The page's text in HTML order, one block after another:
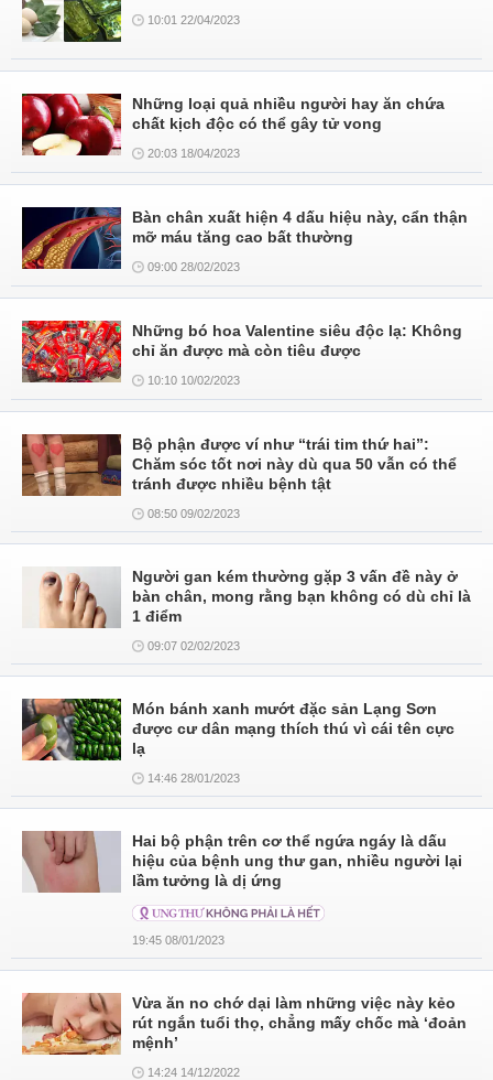
10:01 22/04/2023
Những loại quả nhiều người hay ăn chứa
chất kịch độc có thể gây tử vong
20:03 18/04/2023
Bàn chân xuất hiện 4 dấu hiệu này, cẩn thận
mỡ máu tăng cao bất thường
09:00 28/02/2023
Những bó hoa Valentine siêu độc lạ: Không
chỉ ăn được mà còn tiêu được
10:10 10/02/2023
Bộ phận được ví như “trái tim thứ hai”:
Chăm sóc tốt nơi này dù qua 50 vẫn có thể
tránh được nhiều bệnh tật
08:50 09/02/2023
Người gan kém thường gặp 3 vấn đề này ở
bàn chân, mong rằng bạn không có dù chỉ là
1 điểm
09:07 02/02/2023
Món bánh xanh mướt đặc sản Lạng Sơn
được cư dân mạng thích thú vì cái tên cực
lạ
14:46 28/01/2023
Hai bộ phận trên cơ thể ngứa ngáy là dấu
hiệu của bệnh ung thư gan, nhiều người lại
lầm tưởng là dị ứng
19:45 08/01/2023
Vừa ăn no chớ dại làm những việc này kẻo
rút ngắn tuổi thọ, chẳng mấy chốc mà ‘đoản
mệnh’
14:24 14/12/2022